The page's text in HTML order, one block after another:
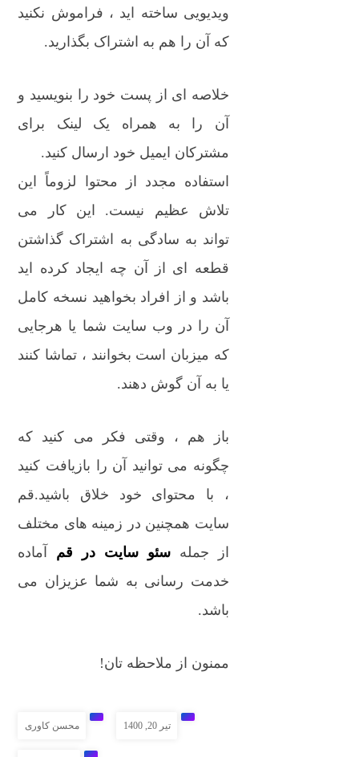
ویدیویی ساخته اید ، فراموش نکنید
که آن را هم به اشتراک بگذارید.
خلاصه ای از پست خود را بنویسید و
آن را به همراه یک لینک برای
مشترکان ایمیل خود ارسال کنید.
استفاده مجدد از محتوا لزوماً این
تلاش عظیم نیست. این کار می
تواند به سادگی به اشتراک گذاشتن
قطعه ای از آن چه ایجاد کرده اید
باشد و از افراد بخواهید نسخه کامل
آن را در وب سایت شما یا هرجایی
که میزبان است بخوانند ، تماشا کنند
یا به آن گوش دهند.
باز هم ، وقتی فکر می کنید که
چگونه می توانید آن را بازیافت کنید
، با محتوای خود خلاق باشید.قم
سایت همچنین در زمینه های مختلف
از جمله سئو سایت در قم آماده
خدمت رسانی به شما عزیزان می
باشد.
ممنون از ملاحظه تان!
محسن کاوری تیر 20, 1400